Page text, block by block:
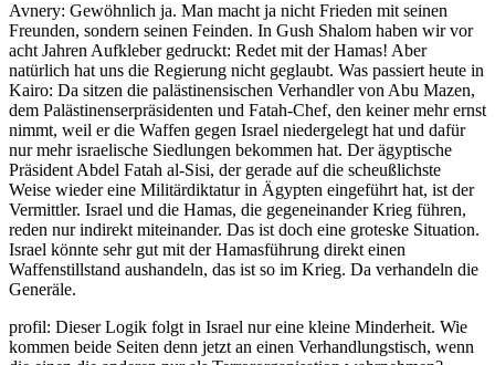
Avnery: Gewöhnlich ja. Man macht ja nicht Frieden mit seinen
Freunden, sondern seinen Feinden. In Gush Shalom haben wir vor
acht Jahren Aufkleber gedruckt: Redet mit der Hamas! Aber
natürlich hat uns die Regierung nicht geglaubt. Was passiert heute in
Kairo: Da sitzen die palästinensischen Verhandler von Abu Mazen,
dem Palästinenserpräsidenten und Fatah-Chef, den keiner mehr ernst
nimmt, weil er die Waffen gegen Israel niedergelegt hat und dafür
nur mehr israelische Siedlungen bekommen hat. Der ägyptische
Präsident Abdel Fatah al-Sisi, der gerade auf die scheußlichste
Weise wieder eine Militärdiktatur in Ägypten eingeführt hat, ist der
Vermittler. Israel und die Hamas, die gegeneinander Krieg führen,
reden nur indirekt miteinander. Das ist doch eine groteske Situation.
Israel könnte sehr gut mit der Hamasführung direkt einen
Waffenstillstand aushandeln, das ist so im Krieg. Da verhandeln die
Generäle.
profil: Dieser Logik folgt in Israel nur eine kleine Minderheit. Wie
kommen beide Seiten denn jetzt an einen Verhandlungstisch, wenn